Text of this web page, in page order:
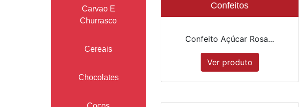
Carvao E
Churrasco
Cereais
Chocolates
Confeitos
Confeito Açúcar Rosa...
Ver produto